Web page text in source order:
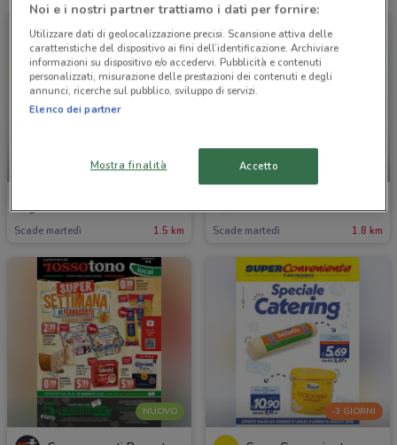
NUOVO
Scade martedì 1.5 km Scade martedì 1.8 km
NUOVO -3 GIORNI
Noi e i nostri partner trattiamo i dati per fornire:
Utilizzare dati di geolocalizzazione precisi. Scansione attiva delle
caratteristiche del dispositivo ai fini dell’identificazione. Archiviare
informazioni su dispositivo e/o accedervi. Pubblicità e contenuti
personalizzati, misurazione delle prestazioni dei contenuti e degli
annunci, ricerche sul pubblico, sviluppo di servizi.
Elenco dei partner
Mostra finalità Accetto